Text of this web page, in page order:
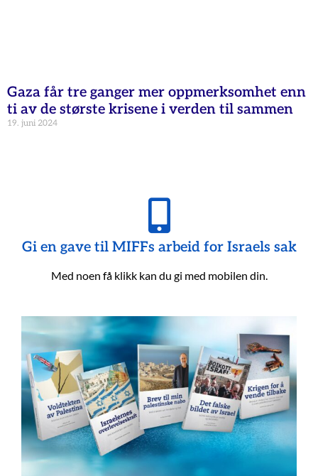
Gaza får tre ganger mer oppmerksomhet enn
ti av de største krisene i verden til sammen
19. juni 2024
Gi en gave til MIFFs arbeid for Israels sak
Med noen få klikk kan du gi med mobilen din.